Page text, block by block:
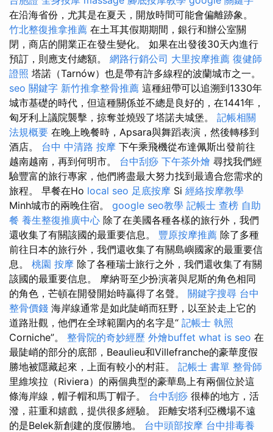
在沿海省份，尤其是在夏天，開放時間可能會偏離跡象。
竹北整復推拿推薦 在土耳其假期期間，銀行和辦公室關
閉，商店的開業正在發生變化。 如果在出發後30天內進行
預訂，則應支付總額。 網路行銷公司 大里按摩推薦 復健師
證照 塔諾（Tarnów）也是帶有許多線程的波蘭城市之一。
seo 關鍵字 新竹推拿整骨推薦 這種紐帶可以追溯到1330年
城市基礎的時代，但這種關係並不總是良好的，在1441年，
匈牙利上議院襲擊，掠奪並燒毀了塔諾夫城堡。 記帳相關
法規概要 在晚上晚餐時，Apsara與舞蹈表演，然後轉移到
酒店。 台中 中清路 按摩 下午乘飛機從布達佩斯出發前往
越南越南，再到何明市。 台中刮痧 下午茶外燴 尋找我們經
驗豐富的旅行專家，他們將盡最大努力找到最適合您需求的
旅程。 早餐在Ho local seo 足底按摩 Si 經絡按摩教學
Minh城市的兩晚住宿。 google seo教學 記帳士 查榜 自助
餐 養生整復推廣中心 除了在美國各種各樣的旅行外，我們
還收集了有關該國的最重要信息。 豐原按摩推薦 除了多種
前往日本的旅行外，我們還收集了有關島嶼國家的最重要信
息。 桃園 按摩 除了各種瑞士旅行之外，我們還收集了有關
該國的最重要信息。 摩納哥至少扮演著與尼斯的角色相同
的角色，芒頓在開發開始時贏得了名聲。 關鍵字搜尋 台中
整骨價錢 海岸線通常是如此陡峭而狂野，以至於走上它的
道路壯觀，他們在全球範圍內的名字是“ 記帳士 執照
Corniche”。 整骨院的奇妙經歷 外燴buffet what is seo 在
最陡峭的部分的底部，Beaulieu和Villefranche的豪華度假
勝地被隱藏起來，上面有較小的村莊。 記帳士 書單 整骨師
里維埃拉（Riviera）的兩個典型的豪華島上有兩個位於這
條海岸線，帽子帽和馬丁帽子。 台中刮痧 很棒的地方，活
潑，莊重和嬉戲，提供很多經驗。 距離安塔利亞機場不遠
的是Belek新創建的度假勝地。 台中頭部按摩 台中排毒養